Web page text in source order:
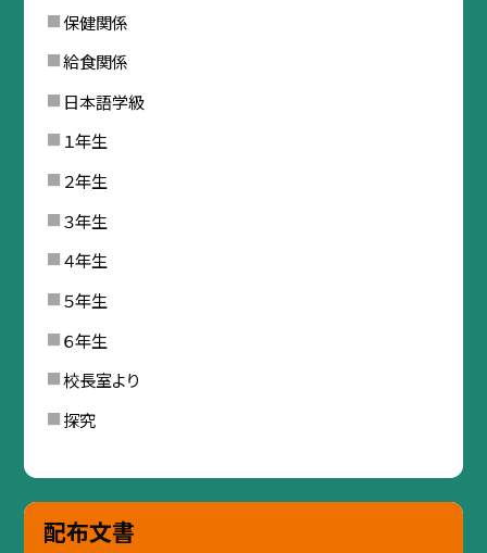
保健関係
給食関係
日本語学級
１年生
２年生
３年生
４年生
５年生
６年生
校長室より
探究
配布文書